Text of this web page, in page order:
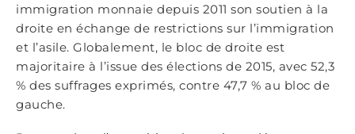
immigration monnaie depuis 2011 son soutien à la
droite en échange de restrictions sur l’immigration
et l’asile. Globalement, le bloc de droite est
majoritaire à l’issue des élections de 2015, avec 52,3
% des suffrages exprimés, contre 47,7 % au bloc de
gauche.